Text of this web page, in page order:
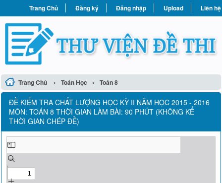
Trang Chủ Đăng ký Đăng nhập Upload Liên hệ
Trang Chủ › Toán Học › Toán 8
ĐỀ KIỂM TRA CHẤT LƯỢNG HỌC KỲ II NĂM HỌC 2015 - 2016
MÔN: TOÁN 8 THỜI GIAN LÀM BÀI: 90 PHÚT (KHÔNG KỂ
THỜI GIAN CHÉP ĐỀ)